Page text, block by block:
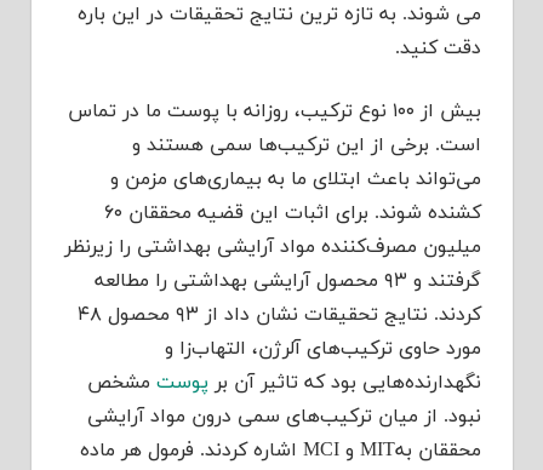
می شوند. به تازه ترین نتایج تحقیقات در این باره
دقت کنید.
بیش از ۱۰۰ نوع ترکیب، روزانه با پوست ما در تماس
است. برخی از این ترکیب‌ها سمی هستند و
می‌تواند باعث ابتلای ما به بیماری‌های مزمن و
کشنده شوند. برای اثبات این قضیه محققان ۶۰
میلیون مصرف‌کننده مواد آرایشی بهداشتی را زیرنظر
گرفتند و ۹۳ محصول آرایشی بهداشتی را مطالعه
کردند. نتایج تحقیقات نشان داد از ۹۳ محصول ۴۸
مورد حاوی ترکیب‌های آلرژن، التهاب‌زا و
نگهدارنده‌هایی بود که تاثیر آن بر پوست مشخص
نبود. از میان ترکیب‌های سمی درون مواد آرایشی
محققان بهMIT و MCI اشاره کردند. فرمول هر ماده